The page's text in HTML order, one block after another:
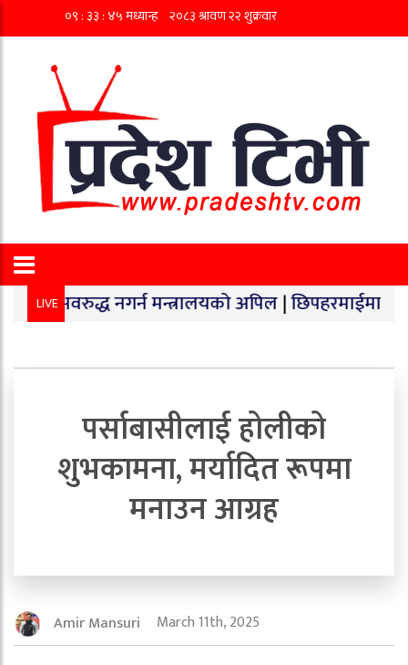
LIVE
नगर्न मन्त्रालयको अपिल|छिपहरमाईमा १४० किलो
पर्साबासीलाई होलीको
शुभकामना, मर्यादित रूपमा
मनाउन आग्रह
Amir Mansuri March 11th, 2025